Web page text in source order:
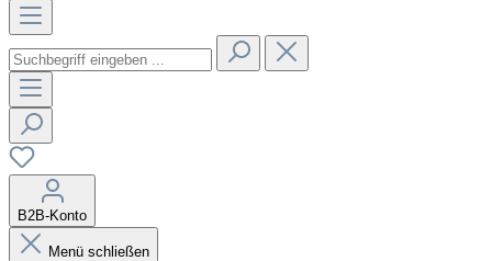
B2B-Konto
Menü schließen